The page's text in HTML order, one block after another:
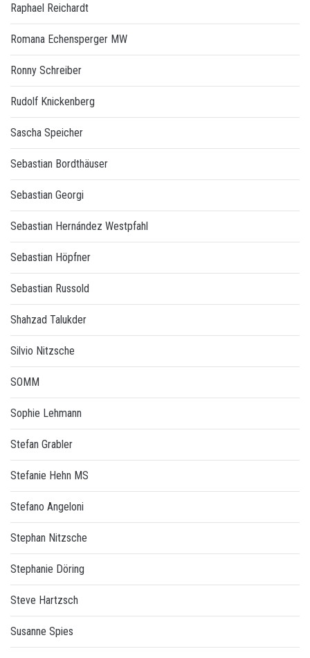
Raphael Reichardt
Romana Echensperger MW
Ronny Schreiber
Rudolf Knickenberg
Sascha Speicher
Sebastian Bordthäuser
Sebastian Georgi
Sebastian Hernández Westpfahl
Sebastian Höpfner
Sebastian Russold
Shahzad Talukder
Silvio Nitzsche
SOMM
Sophie Lehmann
Stefan Grabler
Stefanie Hehn MS
Stefano Angeloni
Stephan Nitzsche
Stephanie Döring
Steve Hartzsch
Susanne Spies